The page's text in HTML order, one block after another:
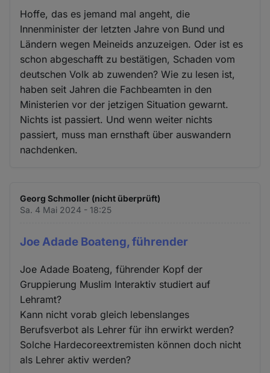
Hoffe, das es jemand mal angeht, die
Innenminister der letzten Jahre von Bund und
Ländern wegen Meineids anzuzeigen. Oder ist es
schon abgeschafft zu bestätigen, Schaden vom
deutschen Volk ab zuwenden? Wie zu lesen ist,
haben seit Jahren die Fachbeamten in den
Ministerien vor der jetzigen Situation gewarnt.
Nichts ist passiert. Und wenn weiter nichts
passiert, muss man ernsthaft über auswandern
nachdenken.
Georg Schmoller (nicht überprüft)
Sa. 4 Mai 2024 - 18:25
Joe Adade Boateng, führender
Joe Adade Boateng, führender Kopf der
Gruppierung Muslim Interaktiv studiert auf
Lehramt?
Kann nicht vorab gleich lebenslanges
Berufsverbot als Lehrer für ihn erwirkt werden?
Solche Hardecoreextremisten können doch nicht
als Lehrer aktiv werden?